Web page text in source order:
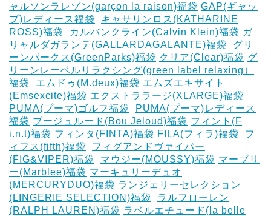
ャルソンラレゾン(garçon la raison)福袋 GAP(ギャッ
プ)レディース福袋
キャサリンロス(KATHARINE
ROSS)福袋
カルバンクライン(Calvin Klein)福袋 ガ
リャルダガランテ(GALLARDAGALANTE)福袋
グリ
ーンパークス(GreenParks)福袋 クリア(Clear)福袋 グ
リーンレーベルリラクシング(green label relaxing）
福袋
エムドゥ(M.deux)福袋 エムズエキサイト
(Emsexcite)福袋 エクストララージ(XLARGE)福袋
PUMA(プーマ)ゴルフ福袋
PUMA(プーマ)レディース
福袋 ブージュルード(Bou Jeloud)福袋 フィント(F
i.n.t)福袋 フィンタ(FINTA)福袋 ‎FILA(フィラ)福袋
フ
ィフス(fifth)福袋
フィグアンドヴァイパー
(FIG&VIPER)福袋
マウジー(MOUSSY)福袋 マーブリ
ー(Marblee)福袋 マーキュリーデュオ
(MERCURYDUO)福袋 ランジェリーセレクション
(LINGERIE SELECTION)福袋
ラルフローレン
(RALPH LAUREN)福袋 ラベルエチュード(la belle